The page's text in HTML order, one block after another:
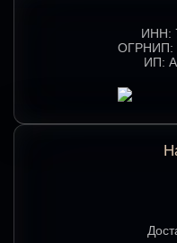
ИНН:
ОГРНИП:
ИП: